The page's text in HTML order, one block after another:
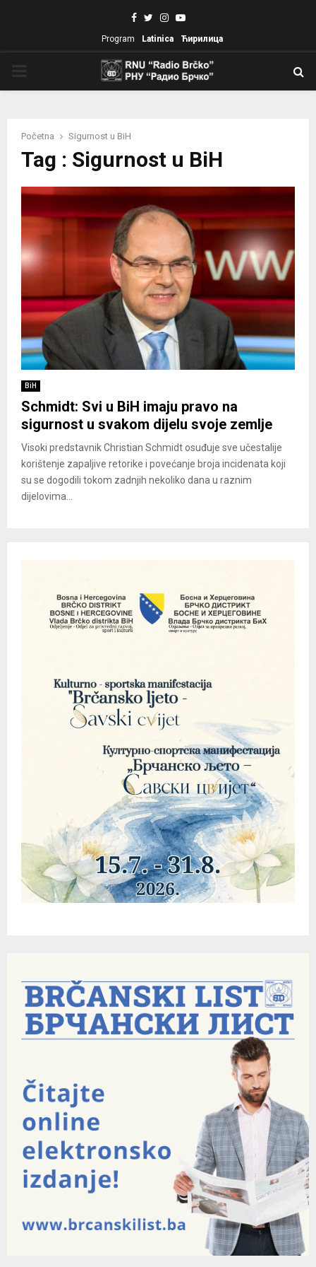
Facebook
TwitterInstagram
Youtube
Program Latinica Ћирилица
Početna Sigurnost u BiH
Tag : Sigurnost u BiH
BiH
Schmidt: Svi u BiH imaju pravo na
sigurnost u svakom dijelu svoje zemlje
Visoki predstavnik Christian Schmidt osuđuje sve učestalije
korištenje zapaljive retorike i povećanje broja incidenata koji
su se dogodili tokom zadnjih nekoliko dana u raznim
dijelovima...